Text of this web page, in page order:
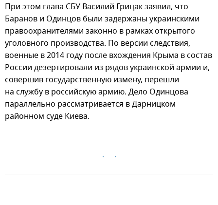
При этом глава СБУ Василий Грицак заявил, что
Баранов и Одинцов были задержаны украинскими
правоохранителями законно в рамках открытого
уголовного производства. По версии следствия,
военные в 2014 году после вхождения Крыма в состав
России дезертировали из рядов украинской армии и,
совершив государственную измену, перешли
на службу в российскую армию. Дело Одинцова
параллельно рассматривается в Дарницком
районном суде Киева.